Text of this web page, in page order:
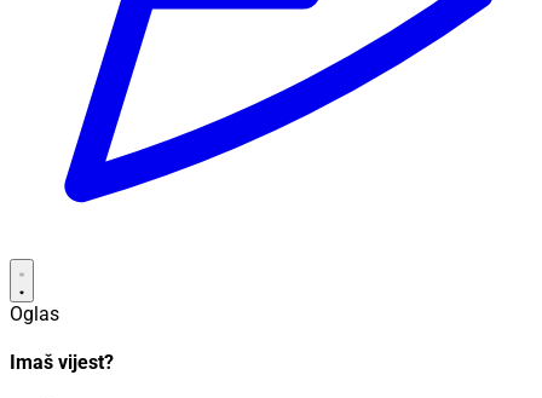
Oglas
Imaš vijest?